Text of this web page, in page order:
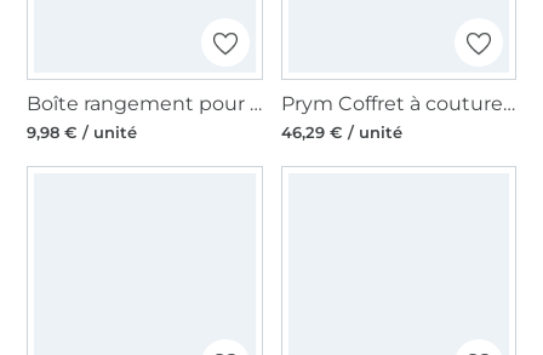
Boîte rangement pour 12 canettes couture avec canettes Prym
9,98 € / unité
Prym Coffret à couture VARIO, beige
46,29 € / unité